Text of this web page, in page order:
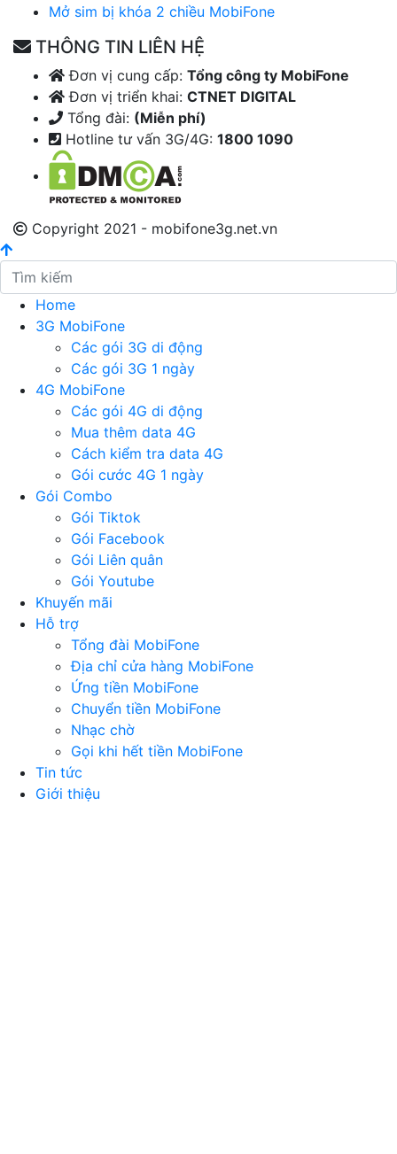
Mở sim bị khóa 2 chiều MobiFone
THÔNG TIN LIÊN HỆ
Đơn vị cung cấp: Tổng công ty MobiFone
Đơn vị triển khai: CTNET DIGITAL
Tổng đài: (Miễn phí)
Hotline tư vấn 3G/4G: 1800 1090
Copyright 2021 - mobifone3g.net.vn
Home
3G MobiFone
Các gói 3G di động
Các gói 3G 1 ngày
4G MobiFone
Các gói 4G di động
Mua thêm data 4G
Cách kiểm tra data 4G
Gói cước 4G 1 ngày
Gói Combo
Gói Tiktok
Gói Facebook
Gói Liên quân
Gói Youtube
Khuyến mãi
Hỗ trợ
Tổng đài MobiFone
Địa chỉ cửa hàng MobiFone
Ứng tiền MobiFone
Chuyển tiền MobiFone
Nhạc chờ
Gọi khi hết tiền MobiFone
Tin tức
Giới thiệu